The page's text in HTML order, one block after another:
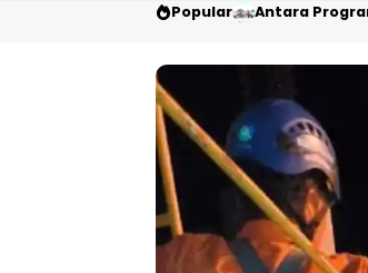
Popular Antara